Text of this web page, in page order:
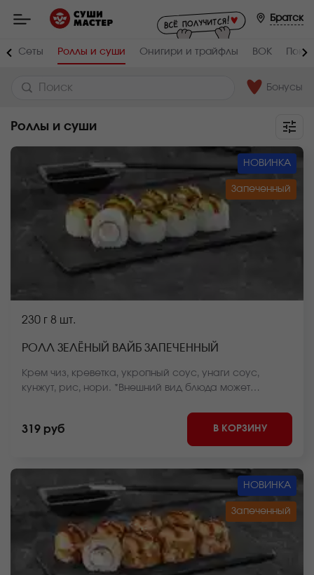
Мастер
заказ
доставка
суши,
роллов,
WOK
Братск
Сеты Роллы и суши Онигири и трайфлы ВОК Поке
Бонусы
Роллы и суши
НОВИНКА
Запеченный
230 г 8 шт.
РОЛЛ ЗЕЛЁНЫЙ ВАЙБ ЗАПЕЧЕННЫЙ
Крем чиз, креветка, укропный соус, унаги соус,
кунжут, рис, нори. *Внешний вид блюда может
319 руб В КОРЗИНУ
НОВИНКА
Запеченный